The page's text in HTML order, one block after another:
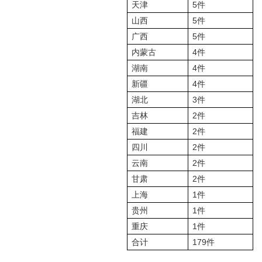
天津
5件
山西
5件
广西
5件
内蒙古
4件
湖南
4件
新疆
4件
湖北
3件
吉林
2件
福建
2件
四川
2件
云南
2件
甘肃
2件
上海
1件
贵州
1件
重庆
1件
合计
179件